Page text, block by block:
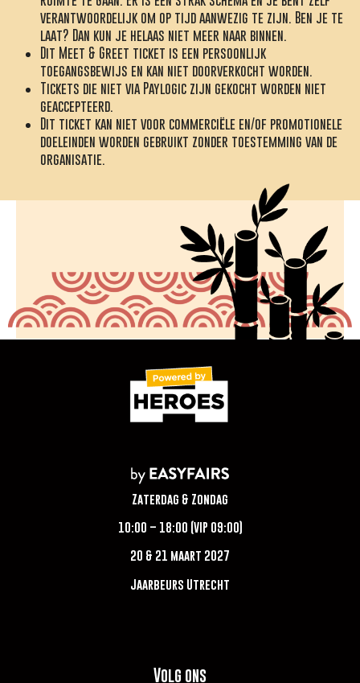
verantwoordelijk om op tijd aanwezig te zijn. Ben je te
laat? Dan kun je helaas niet meer naar binnen.
Dit Meet & Greet ticket is een persoonlijk
toegangsbewijs en kan niet doorverkocht worden.
Tickets die niet via Paylogic zijn gekocht worden niet
geaccepteerd.
Dit ticket kan niet voor commerciële en/of promotionele
doeleinden worden gebruikt zonder toestemming van de
organisatie.
Zaterdag & Zondag
10:00 – 18:00 (VIP 09:00)
20 & 21 maart 2027
Jaarbeurs Utrecht
Volg ons